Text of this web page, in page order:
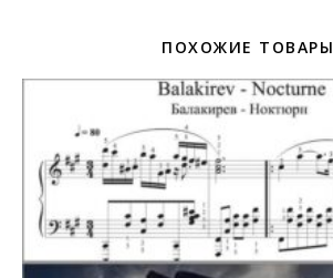
ПОХОЖИЕ ТОВАРЫ